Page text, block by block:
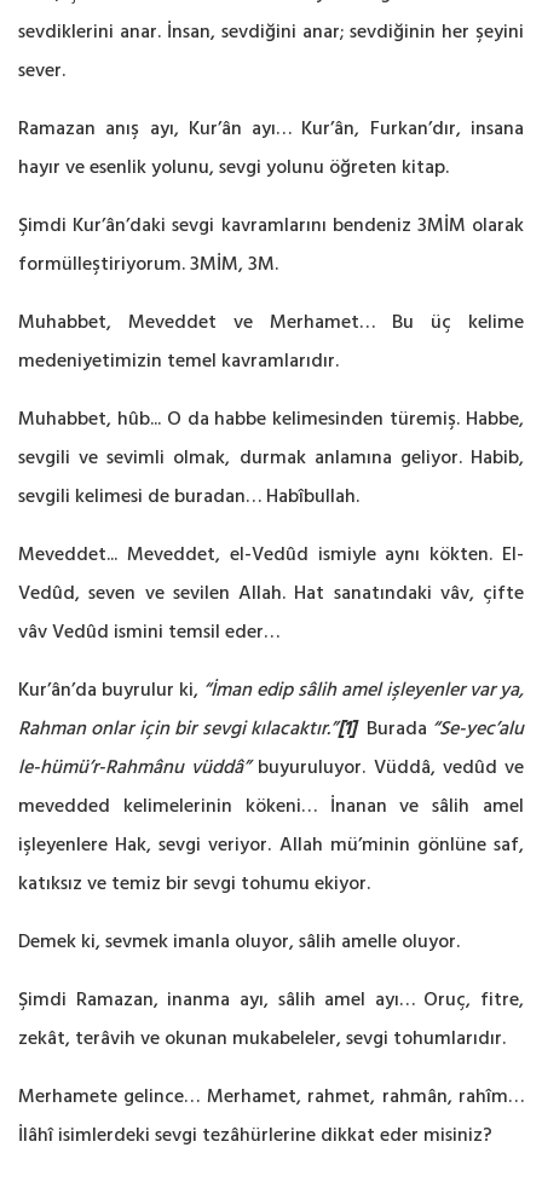
sevdiklerini anar. İnsan, sevdiğini anar; sevdiğinin her şeyini
sever.
Ramazan anış ayı, Kur’ân ayı… Kur’ân, Furkan’dır, insana
hayır ve esenlik yolunu, sevgi yolunu öğreten kitap.
Şimdi Kur’ân’daki sevgi kavramlarını bendeniz 3MİM olarak
formülleştiriyorum. 3MİM, 3M.
Muhabbet, Meveddet ve Merhamet… Bu üç kelime
medeniyetimizin temel kavramlarıdır.
Muhabbet, hûb... O da habbe kelimesinden türemiş. Habbe,
sevgili ve sevimli olmak, durmak anlamına geliyor. Habib,
sevgili kelimesi de buradan… Habîbullah.
Meveddet... Meveddet, el-Vedûd ismiyle aynı kökten. El-
Vedûd, seven ve sevilen Allah. Hat sanatındaki vâv, çifte
vâv Vedûd ismini temsil eder…
Kur’ân’da buyrulur ki, “İman edip sâlih amel işleyenler var ya,
Rahman onlar için bir sevgi kılacaktır.”[1]Burada “Se-yec’alu
le-hümü’r-Rahmânu vüddâ”buyuruluyor. Vüddâ, vedûd ve
mevedded kelimelerinin kökeni… İnanan ve sâlih amel
işleyenlere Hak, sevgi veriyor. Allah mü’minin gönlüne saf,
katıksız ve temiz bir sevgi tohumu ekiyor.
Demek ki, sevmek imanla oluyor, sâlih amelle oluyor.
Şimdi Ramazan, inanma ayı, sâlih amel ayı… Oruç, fitre,
zekât, terâvih ve okunan mukabeleler, sevgi tohumlarıdır.
Merhamete gelince… Merhamet, rahmet, rahmân, rahîm…
İlâhî isimlerdeki sevgi tezâhürlerine dikkat eder misiniz?